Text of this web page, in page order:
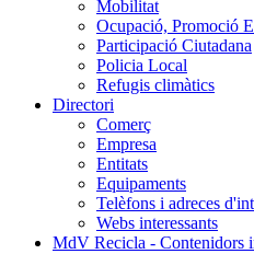
Mobilitat
Ocupació, Promoció
Participació Ciutadana
Policia Local
Refugis climàtics
Directori
Comerç
Empresa
Entitats
Equipaments
Telèfons i adreces
Webs interessants
MdV Recicla - Contenidors